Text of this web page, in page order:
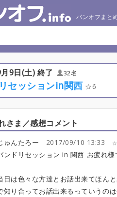
バンオフまと
9日(土) 終了 32名
セッションin関西 6
さま／感想コメント
ゅんたろー 2017/09/10 13:33
ンドリセッション in 関西 お疲れ
日は色々な方達とお話出来てほん
知り合ってお話出来るっていうの